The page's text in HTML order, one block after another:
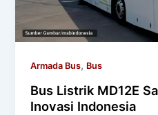
Armada Bus, Bus
Bus Listrik MD12E
Inovasi Indonesia